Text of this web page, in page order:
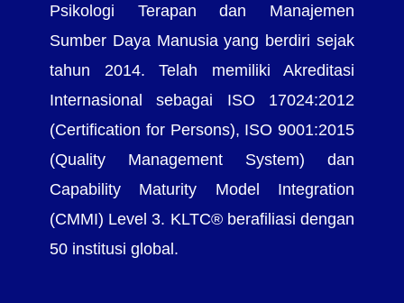
Psikologi Terapan dan Manajemen
Sumber Daya Manusia yang berdiri sejak
tahun 2014. Telah memiliki Akreditasi
Internasional sebagai ISO 17024:2012
(Certification for Persons), ISO 9001:2015
(Quality Management System) dan
Capability Maturity Model Integration
(CMMI) Level 3. KLTC® berafiliasi dengan
50 institusi global.